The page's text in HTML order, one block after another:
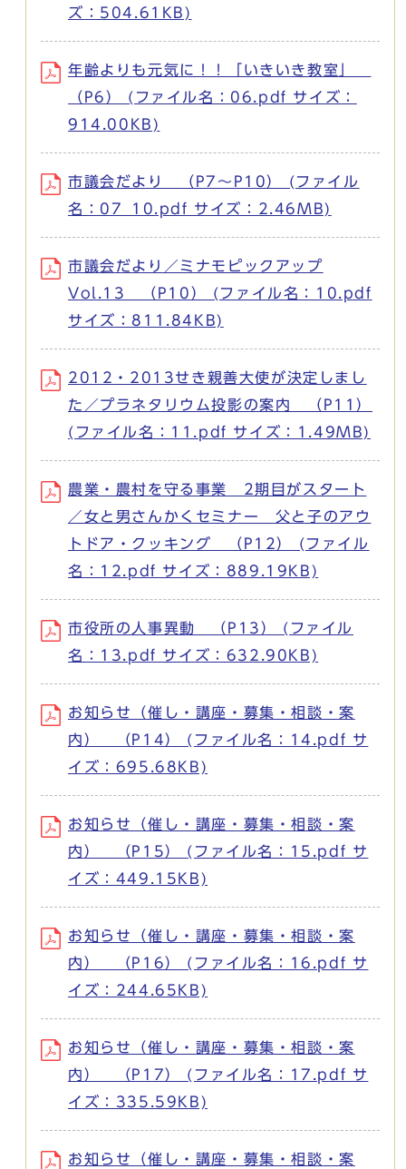
ズ：504.61KB)
年齢よりも元気に！！「いきいき教室」
（P6） (ファイル名：06.pdf サイズ：
914.00KB)
市議会だより （P7～P10） (ファイル
名：07_10.pdf サイズ：2.46MB)
市議会だより／ミナモピックアップ
Vol.13 （P10） (ファイル名：10.pdf
サイズ：811.84KB)
2012・2013せき親善大使が決定しまし
た／プラネタリウム投影の案内 （P11）
(ファイル名：11.pdf サイズ：1.49MB)
農業・農村を守る事業 2期目がスタート
／女と男さんかくセミナー 父と子のアウ
トドア・クッキング （P12） (ファイル
名：12.pdf サイズ：889.19KB)
市役所の人事異動 （P13） (ファイル
名：13.pdf サイズ：632.90KB)
お知らせ（催し・講座・募集・相談・案
内） （P14） (ファイル名：14.pdf サ
イズ：695.68KB)
お知らせ（催し・講座・募集・相談・案
内） （P15） (ファイル名：15.pdf サ
イズ：449.15KB)
お知らせ（催し・講座・募集・相談・案
内） （P16） (ファイル名：16.pdf サ
イズ：244.65KB)
お知らせ（催し・講座・募集・相談・案
内） （P17） (ファイル名：17.pdf サ
イズ：335.59KB)
お知らせ（催し・講座・募集・相談・案